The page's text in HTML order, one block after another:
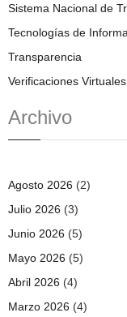
Sistema Nacional de
Tecnologías de
Transparencia
Verificaciones
Archivo
Agosto 2026 (2)
Julio 2026 (3)
Junio 2026 (5)
Mayo 2026 (5)
Abril 2026 (4)
Marzo 2026 (4)